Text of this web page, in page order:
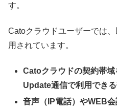
す。
Catoクラウドユーザーでは
用されています。
Catoクラウドの契約帯
Update通信で利用でき
音声（IP電話）やWEB